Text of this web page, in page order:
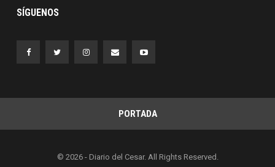
SÍGUENOS
PORTADA
© 2026 - Diario del Cesar. All Rights Reserved.